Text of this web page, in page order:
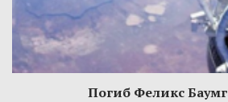
Погиб Феликс